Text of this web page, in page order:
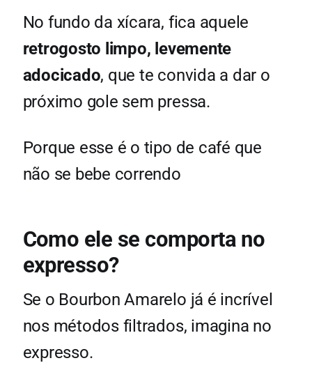
No fundo da xícara, fica aquele
retrogosto limpo, levemente
adocicado, que te convida a dar o
próximo gole sem pressa.
Porque esse é o tipo de café que
não se bebe correndo
Como ele se comporta no
expresso?
Se o Bourbon Amarelo já é incrível
nos métodos filtrados, imagina no
expresso.